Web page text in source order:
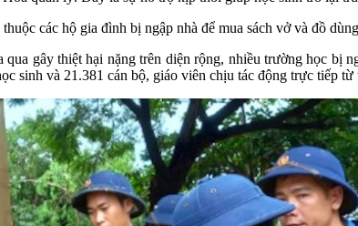
các hộ gia đình bị ngập nhà để mua sách vở và đồ
gây thiệt hại nặng trên diện rộng, nhiều trường học bị
sinh và 21.381 cán bộ, giáo viên chịu tác động trực tiếp từ